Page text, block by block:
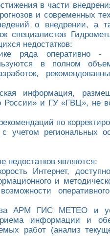
в части
и современных
о внедрении, а
специалистов
недостатков:
ряда оперативно -
в полном
информация,
России» и ГУ «ГВЦ», не
по
учетом региональных
недостатков являются:
Интернет,
и
АРМ ГИС МЕТЕО и
информации и
работ (анализ